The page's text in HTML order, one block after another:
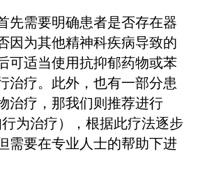
先需要明确患者是否存在器
因为其他精神科疾病导致的
可适当使用抗抑郁药物或苯
治疗。此外，也有一部分患
治疗，那我们则推荐进行
为治疗），根据此疗法逐步
需要在专业人士的帮助下进